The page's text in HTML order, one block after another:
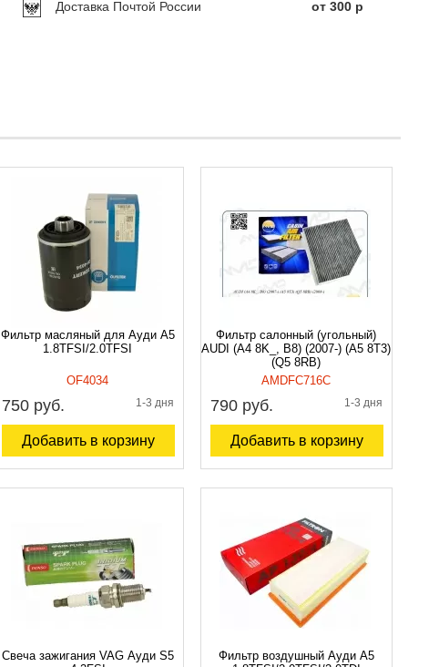
Доставка Почтой России
от 300 р
Фильтр масляный для Ауди A5
1.8TFSI/2.0TFSI
OF4034
750 руб. 1-3 дня
Добавить в корзину
Фильтр салонный (угольный)
AUDI (A4 8K_, B8) (2007-) (A5 8T3)
(Q5 8RB)
AMDFC716C
790 руб. 1-3 дня
Добавить в корзину
Свеча зажигания VAG Ауди S5
Фильтр воздушный Ауди A5